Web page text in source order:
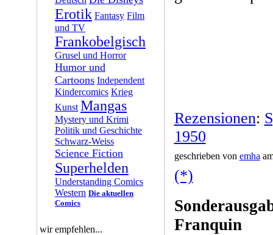
Erotik Fantasy Film
und TV
Frankobelgisch
Grusel und Horror
Humor und
Cartoons Independent
Kindercomics Krieg
Kunst Mangas
Mystery und Krimi
Politik und Geschichte
Schwarz-Weiss
Science Fiction
Superhelden
Understanding Comics
Western Die aktuellen
Comics
wir empfehlen...
Rezensionen:
1950
geschrieben von emha
(*)
Franquin